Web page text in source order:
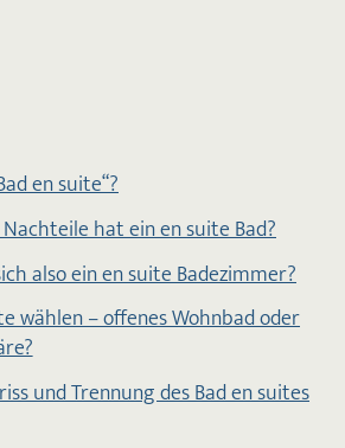
en suite“?
hat ein en suite Bad?
also ein en suite Badezimmer?
wählen – offenes Wohnbad oder
und Trennung des Bad en suites